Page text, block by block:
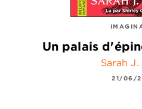
Un palais
Sarah J.
21/06/